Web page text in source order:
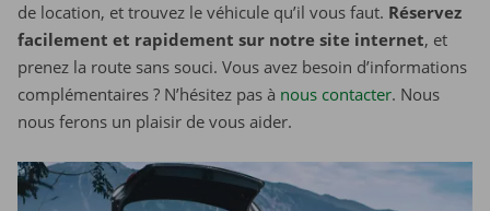
de location, et trouvez le véhicule qu’il vous faut. Réservez
facilement et rapidement sur notre site internet, et
prenez la route sans souci. Vous avez besoin d’informations
complémentaires ? N’hésitez pas à nous contacter. Nous
nous ferons un plaisir de vous aider.